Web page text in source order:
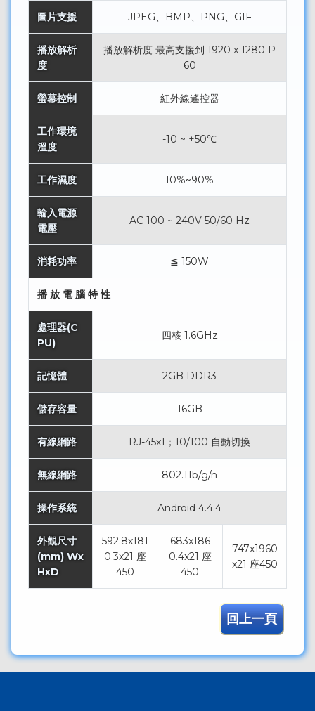
圖片支援 JPEG、BMP、PNG、GIF
播放解析
度
播放解析度 最高支援到 1920 x 1280 P
60
螢幕控制 紅外線遙控器
工作環境
溫度
-10 ~ +50℃
工作濕度 10%~90%
輸入電源
電壓
AC 100 ~ 240V 50/60 Hz
消耗功率 ≦ 150W
播 放 電 腦 特 性
處理器(C
PU)
四核 1.6GHz
記憶體 2GB DDR3
儲存容量 16GB
有線網路 RJ-45x1；10/100 自動切換
無線網路 802.11b/g/n
操作系統 Android 4.4.4
外觀尺寸
(mm) Wx
HxD
592.8x181
0.3x21 座
450
683x186
0.4x21 座
450
747x1960
x21 座450
回上一頁